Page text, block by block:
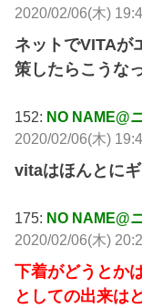
2020/02/06(木)
ネットでVITA
策したらこうな
152: NO NAME@
2020/02/06(木)
vitaはほんとに
175: NO NAME@
2020/02/06(木)
下着がどうとか
としての出来は